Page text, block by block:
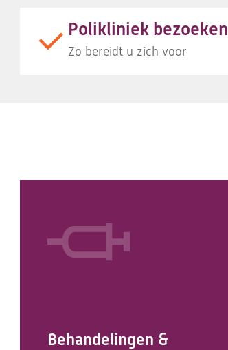
Polikliniek bezoeken
Zo bereidt u zich voor
Behandelingen &